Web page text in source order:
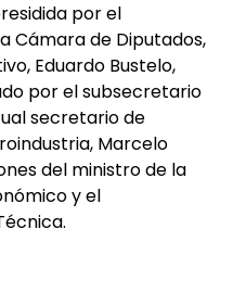
por el
Cámara de Diputados,
Eduardo Bustelo,
por el subsecretario
secretario de
Marcelo
del ministro de la
y el